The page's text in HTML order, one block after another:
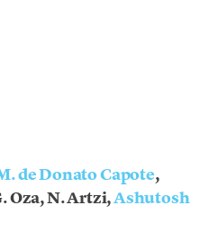
de Donato Capote,
Oza, N. Artzi,Ashutosh